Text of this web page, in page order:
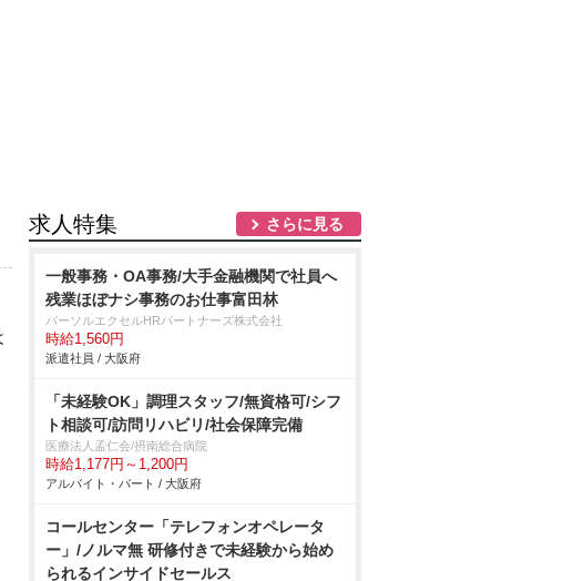
求人特集 さらに見る
一般事務・OA事務/大手金融機関で社員へ
残業ほぼナシ事務のお仕事富田林
パーソルエクセルHRパートナーズ株式会社
時給1,560円
派遣社員 / 大阪府
「未経験OK」調理スタッフ/無資格可/シフ
ト相談可/訪問リハビリ/社会保障完備
医療法人孟仁会/摂南総合病院
時給1,177円～1,200円
アルバイト・パート / 大阪府
コールセンター「テレフォンオペレータ
ー」/ノルマ無 研修付きで未経験から始め
られるインサイドセールス